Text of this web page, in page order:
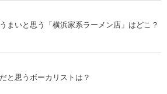
まいと思う「横浜家系ラーメン店」はどこ？
と思うボーカリストは？